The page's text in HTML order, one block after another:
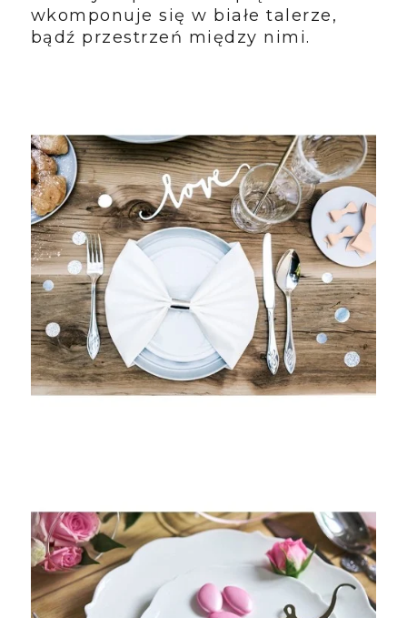
wkomponuje się w białe talerze,
bądź przestrzeń między nimi.